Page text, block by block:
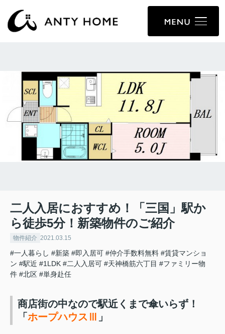
二人入居におすすめ！「三国」駅か
ら徒歩5分！新築物件のご紹介
物件紹介 2021.03.15
#一人暮らし #新築 #即入居可 #仲介手数料無料 #賃貸マンショ
ン #駅近 #1LDK #二人入居可 #天神橋筋六丁目 #ファミリー物
件 #北区 #単身赴任
商店街の中なので駅近くまで傘いらず！
「 ホープハウスⅢ 」